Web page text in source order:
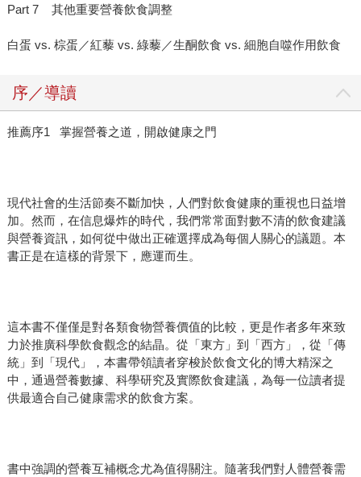
Part 7 其他重要營養飲食調整
白蛋 vs. 棕蛋／紅藜 vs. 綠藜／生酮飲食 vs. 細胞自噬作用飲食
序／導讀
推薦序1 掌握營養之道，開啟健康之門
現代社會的生活節奏不斷加快，人們對飲食健康的重視也日益增
加。然而，在信息爆炸的時代，我們常常面對數不清的飲食建議
與營養資訊，如何從中做出正確選擇成為每個人關心的議題。本
書正是在這樣的背景下，應運而生。
這本書不僅僅是對各類食物營養價值的比較，更是作者多年來致
力於推廣科學飲食觀念的結晶。從「東方」到「西方」，從「傳
統」到「現代」，本書帶領讀者穿梭於飲食文化的博大精深之
中，通過營養數據、科學研究及實際飲食建議，為每一位讀者提
供最適合自己健康需求的飲食方案。
書中強調的營養互補概念尤為值得關注。隨著我們對人體營養需